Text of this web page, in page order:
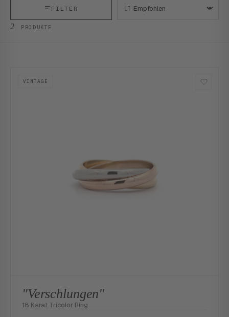
2 PRODUKTE
FILTER SORTIEREN:
VINTAGE
"Verschlungen"
18 Karat Tricolor Ring